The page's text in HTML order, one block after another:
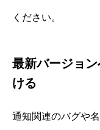
ください。
最新バージョ
ける
通知関連のバグや